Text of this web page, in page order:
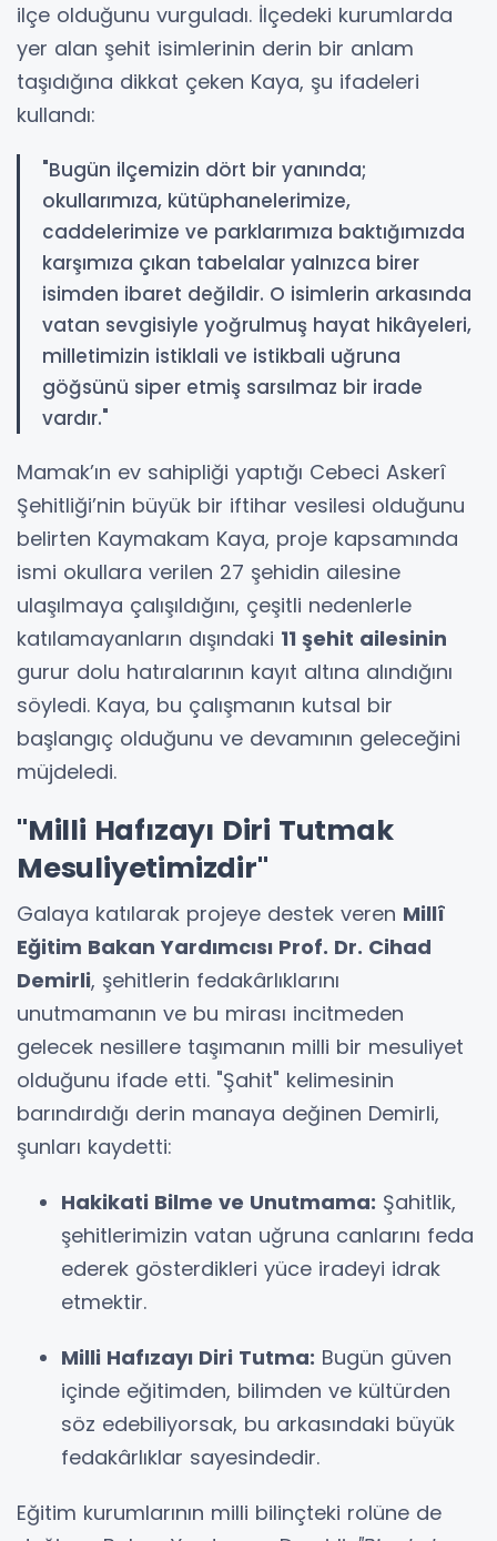
ilçe olduğunu vurguladı. İlçedeki kurumlarda
yer alan şehit isimlerinin derin bir anlam
taşıdığına dikkat çeken Kaya, şu ifadeleri
kullandı:
"Bugün ilçemizin dört bir yanında;
okullarımıza, kütüphanelerimize,
caddelerimize ve parklarımıza baktığımızda
karşımıza çıkan tabelalar yalnızca birer
isimden ibaret değildir. O isimlerin arkasında
vatan sevgisiyle yoğrulmuş hayat hikâyeleri,
milletimizin istiklali ve istikbali uğruna
göğsünü siper etmiş sarsılmaz bir irade
vardır."
Mamak’ın ev sahipliği yaptığı Cebeci Askerî
Şehitliği’nin büyük bir iftihar vesilesi olduğunu
belirten Kaymakam Kaya, proje kapsamında
ismi okullara verilen 27 şehidin ailesine
ulaşılmaya çalışıldığını, çeşitli nedenlerle
katılamayanların dışındaki 11 şehit ailesinin
gurur dolu hatıralarının kayıt altına alındığını
söyledi. Kaya, bu çalışmanın kutsal bir
başlangıç olduğunu ve devamının geleceğini
müjdeledi.
"Milli Hafızayı Diri Tutmak
Mesuliyetimizdir"
Galaya katılarak projeye destek veren Millî
Eğitim Bakan Yardımcısı Prof. Dr. Cihad
Demirli, şehitlerin fedakârlıklarını
unutmamanın ve bu mirası incitmeden
gelecek nesillere taşımanın milli bir mesuliyet
olduğunu ifade etti. "Şahit" kelimesinin
barındırdığı derin manaya değinen Demirli,
şunları kaydetti:
Hakikati Bilme ve Unutmama: Şahitlik,
şehitlerimizin vatan uğruna canlarını feda
ederek gösterdikleri yüce iradeyi idrak
etmektir.
Milli Hafızayı Diri Tutma: Bugün güven
içinde eğitimden, bilimden ve kültürden
söz edebiliyorsak, bu arkasındaki büyük
fedakârlıklar sayesindedir.
Eğitim kurumlarının milli bilinçteki rolüne de